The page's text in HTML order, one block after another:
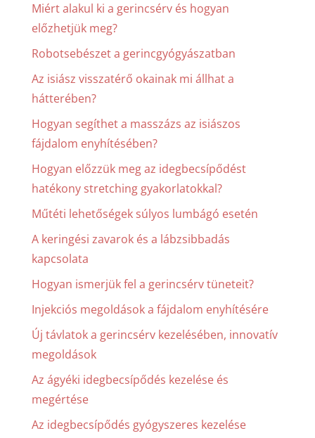
Miért alakul ki a gerincsérv és hogyan
előzhetjük meg?
Robotsebészet a gerincgyógyászatban
Az isiász visszatérő okainak mi állhat a
hátterében?
Hogyan segíthet a masszázs az isiászos
fájdalom enyhítésében?
Hogyan előzzük meg az idegbecsípődést
hatékony stretching gyakorlatokkal?
Műtéti lehetőségek súlyos lumbágó esetén
A keringési zavarok és a lábzsibbadás
kapcsolata
Hogyan ismerjük fel a gerincsérv tüneteit?
Injekciós megoldások a fájdalom enyhítésére
Új távlatok a gerincsérv kezelésében, innovatív
megoldások
Az ágyéki idegbecsípődés kezelése és
megértése
Az idegbecsípődés gyógyszeres kezelése